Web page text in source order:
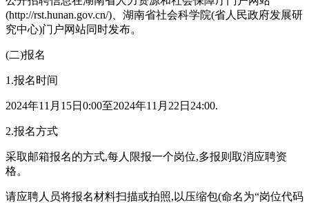
(http://rst.hunan.gov.cn/)、湖南省社会科学院(省人民政府发展研
究中心)门户网站同时发布。
(二)报名
1.报名时间
2024年11月15日0:00至2024年11月22日24:00.
2.报名方式
采取邮箱报名的方式,每人限报一个岗位,多报则取消应聘资
格。
请应聘人员将报名材料扫描或拍照,以压缩包(命名为“岗位代码